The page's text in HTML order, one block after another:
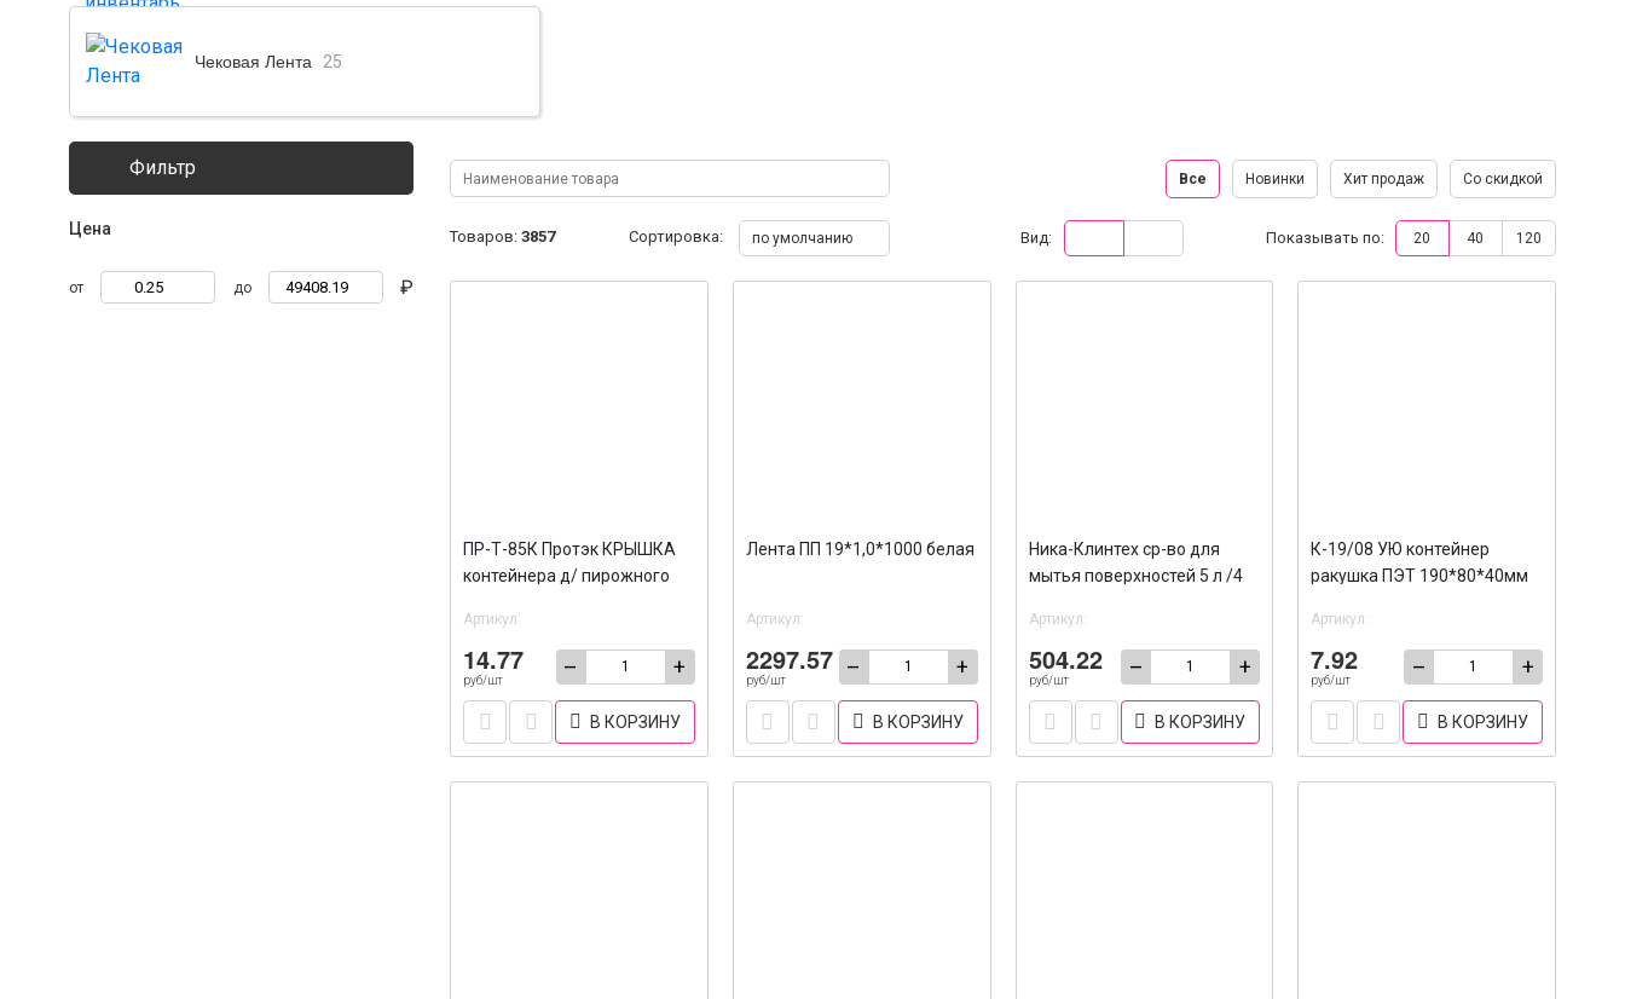
Чековая Лента 25
Фильтр
Цена
от до ₽
Все Новинки Хит продаж Со скидкой
Товаров: 3857 Сортировка: по умолчанию Вид: Показывать по: 20 40 120
ПР-Т-85К Протэк КРЫШКА
контейнера д/ пирожного
Артикул:
14.77
руб/шт
– +
В КОРЗИНУ
Лента ПП 19*1,0*1000 белая
Артикул:
2297.57
руб/шт
– +
В КОРЗИНУ
Ника-Клинтех ср-во для
мытья поверхностей 5 л /4
Артикул:
504.22
руб/шт
– +
В КОРЗИНУ
К-19/08 УЮ контейнер
ракушка ПЭТ 190*80*40мм
Артикул:
7.92
руб/шт
– +
В КОРЗИНУ